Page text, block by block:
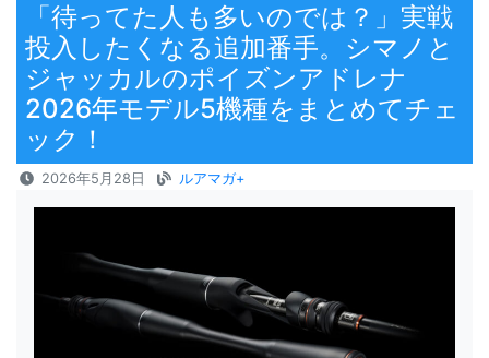
「待ってた人も多いのでは？」実戦
投入したくなる追加番手。シマノと
ジャッカルのポイズンアドレナ
2026年モデル5機種をまとめてチェ
ック！
2026年5月28日 ルアマガ+